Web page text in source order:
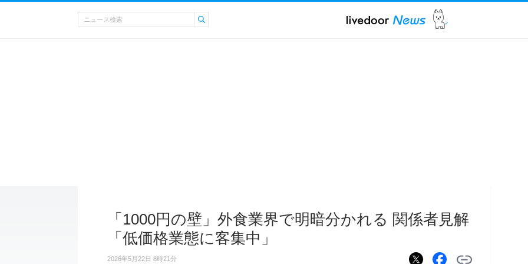
「1000円の壁」外食業界で明暗分かれる 関係者見解
「低価格業態に客集中」
2026年5月22日 8時21分